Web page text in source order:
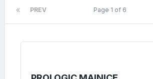
PREV Page 1 of 6